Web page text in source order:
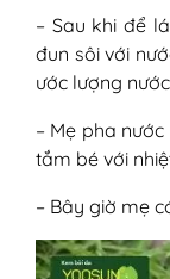
– Sau khi để
đun sôi với
ước lượng
– Mẹ pha
tắm bé với
– Bây giờ mẹ